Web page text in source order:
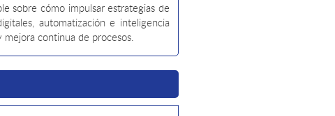
sobre cómo impulsar estrategias de
automatización e inteligencia
continua de procesos.